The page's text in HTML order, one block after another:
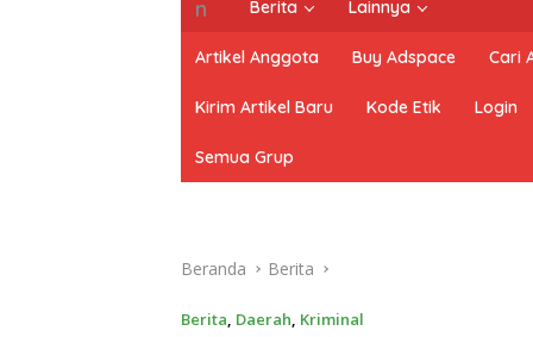
Berita Lainnya
Artikel Anggota Buy Adspace Cari
Kirim Artikel Baru Kode Etik Login
Semua Grup
Beranda Berita
Berita, Daerah, Kriminal